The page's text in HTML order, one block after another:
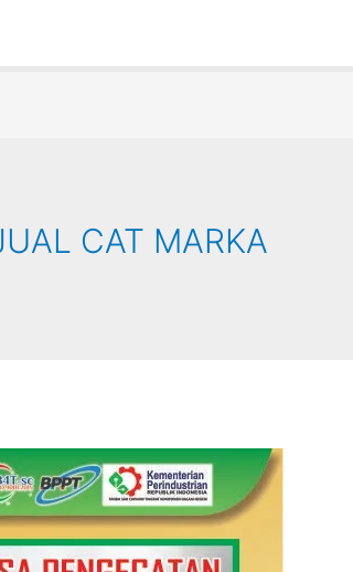
CAT MARKA